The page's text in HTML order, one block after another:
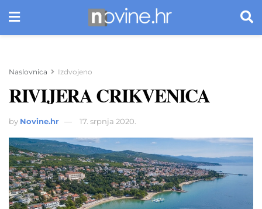
Naslovnica Izdvojeno
RIVIJERA CRIKVENICA
by Novine.hr 17. srpnja 2020.